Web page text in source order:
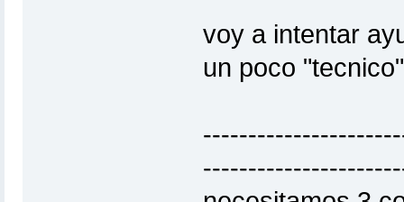
voy a intentar
un poco